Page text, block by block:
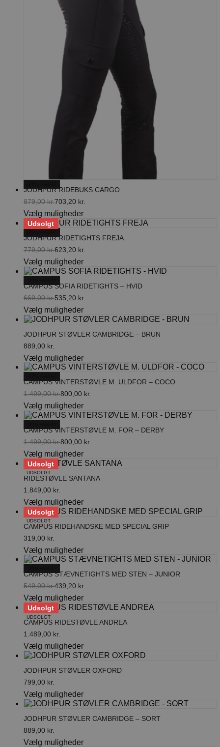
JODHPUR RIDEBUKS CARGO
879,00kr.
Den
oprindelige
pris
879,00 kr..
703,20 kr.
Den
aktuelle
pris
703,20 kr..
Vælg mulighederDette
vare
flere
varianter.
vælges
på
Udsolgt
JODHPUR RIDETIGHTS FREJA
779,00kr.
Den
oprindelige
pris
779,00 kr..
623,20 kr.
Den
aktuelle
pris
623,20 kr..
Vælg mulighederDette
vare
flere
varianter.
kan
vælges
på
CAMPUS SOFIA RIDETIGHTS – HVID
669,00kr.
Den
oprindelige
pris
669,00 kr..
535,20 kr.
Den
aktuelle
pris
535,20 kr..
Vælg mulighederDette
vare
flere
kan
vælges
på
JODHPUR STØVLER CAMBRIDGE – BRUN
889,00 kr.
Vælg mulighederDette
vare
flere
varianter.
kan
vælges
på
CAMPUS VINTERSTØVLE M. ULDFOR – COCO
1.499,00kr.
Den
oprindelige
pris
1.499,00 kr..
800,00 kr.
Den
aktuelle
pris
800,00 kr..
Vælg mulighederDette
vare
flere
varianter.
vælges
på
CAMPUS VINTERSTØVLE M. FOR – DERBY
1.499,00kr.
Den
oprindelige
pris
var:
1.499,00 kr..
800,00 kr.
Den
aktuelle
pris
er:
800,00 kr..
Vælg mulighederDette
vare
flere
vælges
på
Udsolgt
UDSOLGT
RIDESTØVLE SANTANA
1.849,00 kr.
Vælg mulighederDette
vare
flere
kan
vælges
på
Udsolgt
UDSOLGT
CAMPUS RIDEHANDSKE MED SPECIAL GRIP
319,00 kr.
Vælg mulighederDette
vare
flere
varianter.
kan
vælges
på
CAMPUS STÆVNETIGHTS MED STEN – JUNIOR
549,00kr.
Den
oprindelige
pris
var:
549,00 kr..
439,20 kr.
Den
aktuelle
pris
er:
439,20 kr..
Vælg mulighederDette
vare
flere
kan
vælges
på
Udsolgt
UDSOLGT
CAMPUS RIDESTØVLE ANDREA
1.489,00 kr.
Vælg mulighederDette
vare
flere
kan
vælges
på
JODHPUR STØVLER OXFORD
799,00 kr.
Vælg mulighederDette
vare
flere
JODHPUR STØVLER CAMBRIDGE – SORT
889,00 kr.
Vælg mulighederDette